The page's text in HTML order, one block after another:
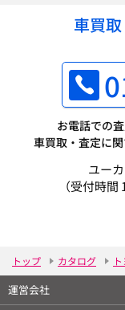
車買
お電話での
車買取・査定に
ユー
（受付時
トップ カタログ
運営会社